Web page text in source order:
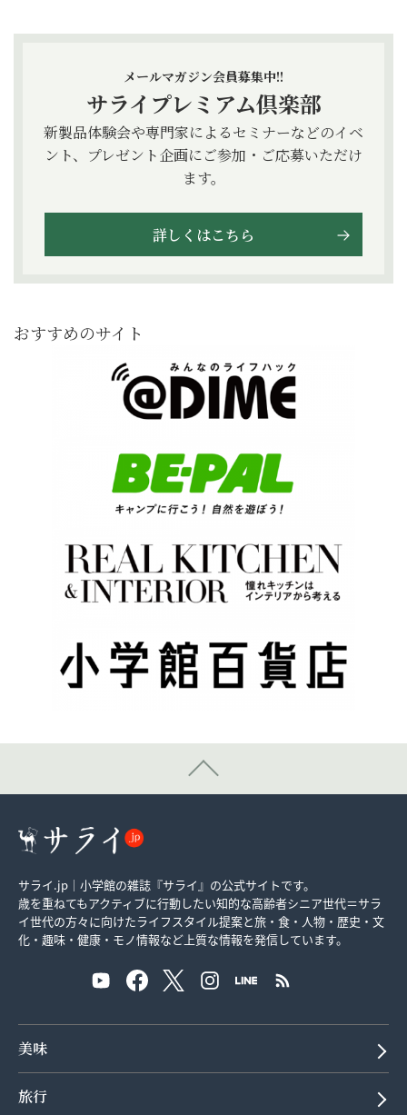
メールマガジン会員募集中!!
サライプレミアム倶楽部
新製品体験会や専門家によるセミナーなどのイベ
ント、プレゼント企画にご参加・ご応募いただけ
ます。
詳しくはこちら
おすすめのサイト
サライ.jp｜小学館の雑誌『サライ』の公式サイトです。
歳を重ねてもアクティブに行動したい知的な高齢者シニア世代＝サラ
イ世代の方々に向けたライフスタイル提案と旅・食・人物・歴史・文
化・趣味・健康・モノ情報など上質な情報を発信しています。
美味
旅行